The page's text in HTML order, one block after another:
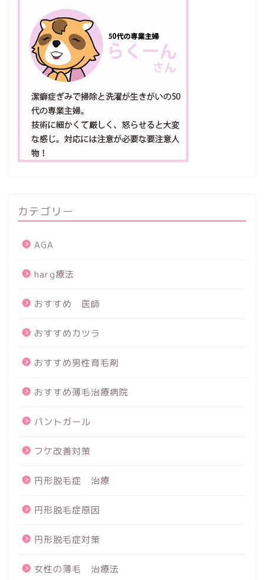
カテゴリー
AGA
harg療法
おすすめ 医師
おすすめカツラ
おすすめ男性育毛剤
おすすめ薄毛治療病院
パントガール
フケ改善対策
円形脱毛症 治療
円形脱毛症原因
円形脱毛症対策
女性の薄毛 治療法